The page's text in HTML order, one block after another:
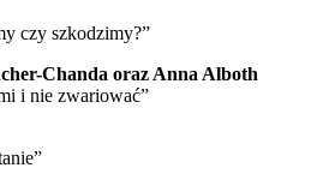
czy szkodzimy?”
Chanda oraz Anna Alboth
i nie zwariować”